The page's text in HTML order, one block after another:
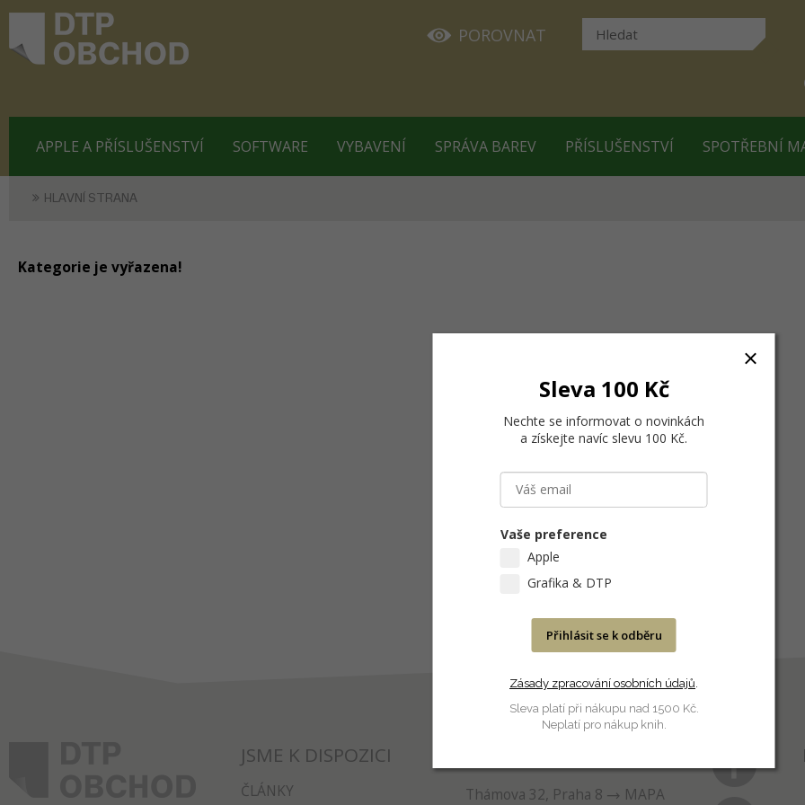
POROVNAT
APPLE A PŘÍSLUŠENSTVÍ SOFTWARE VYBAVENÍ SPRÁVA BAREV PŘÍSLUŠENSTVÍ SPOTŘEBNÍ
HLAVNÍ STRANA
Kategorie je vyřazena!
JSME K DISPOZICI
ČLÁNKY Thámova 32, Praha 8
MAPA
Sleva 100 Kč
Nechte se informovat o novinkách
a získejte navíc slevu 100 Kč.
Vaše preference
Apple
Grafika & DTP
Přihlásit se k odběru
Zásady zpracování osobních údajů.
Sleva platí při nákupu nad 1500 Kč.
Neplatí pro nákup knih.